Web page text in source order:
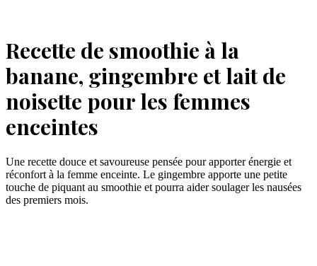
Recette de smoothie à la
banane, gingembre et lait de
noisette pour les femmes
enceintes
Une recette douce et savoureuse pensée pour apporter énergie et
réconfort à la femme enceinte. Le gingembre apporte une petite
touche de piquant au smoothie et pourra aider soulager les nausées
des premiers mois.